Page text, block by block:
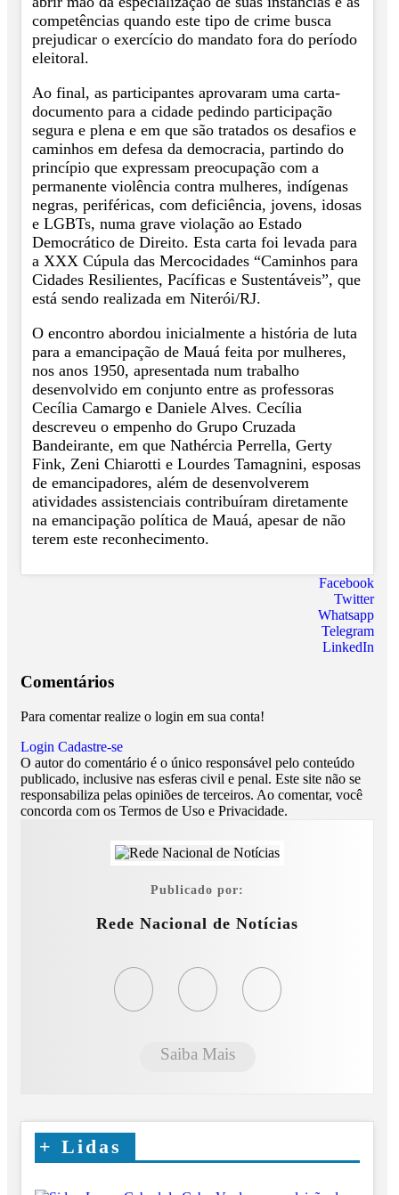
competências quando este tipo de crime busca
prejudicar o exercício do mandato fora do período
eleitoral.
Ao final, as participantes aprovaram uma carta-
documento para a cidade pedindo participação
segura e plena e em que são tratados os desafios e
caminhos em defesa da democracia, partindo do
princípio que expressam preocupação com a
permanente violência contra mulheres, indígenas
negras, periféricas, com deficiência, jovens, idosas
e LGBTs, numa grave violação ao Estado
Democrático de Direito. Esta carta foi levada para
a XXX Cúpula das Mercocidades “Caminhos para
Cidades Resilientes, Pacíficas e Sustentáveis”, que
está sendo realizada em Niterói/RJ.
O encontro abordou inicialmente a história de luta
para a emancipação de Mauá feita por mulheres,
nos anos 1950, apresentada num trabalho
desenvolvido em conjunto entre as professoras
Cecília Camargo e Daniele Alves. Cecília
descreveu o empenho do Grupo Cruzada
Bandeirante, em que Nathércia Perrella, Gerty
Fink, Zeni Chiarotti e Lourdes Tamagnini, esposas
de emancipadores, além de desenvolverem
atividades assistenciais contribuíram diretamente
na emancipação política de Mauá, apesar de não
terem este reconhecimento.
Facebook
Twitter
Whatsapp
Telegram
LinkedIn
Comentários
Para comentar realize o login em sua conta!
Login Cadastre-se
O autor do comentário é o único responsável pelo conteúdo
publicado, inclusive nas esferas civil e penal. Este site não se
responsabiliza pelas opiniões de terceiros. Ao comentar, você
concorda com os Termos de Uso e Privacidade.
Publicado por:
Rede Nacional de Notícias
Saiba Mais
+ Lidas